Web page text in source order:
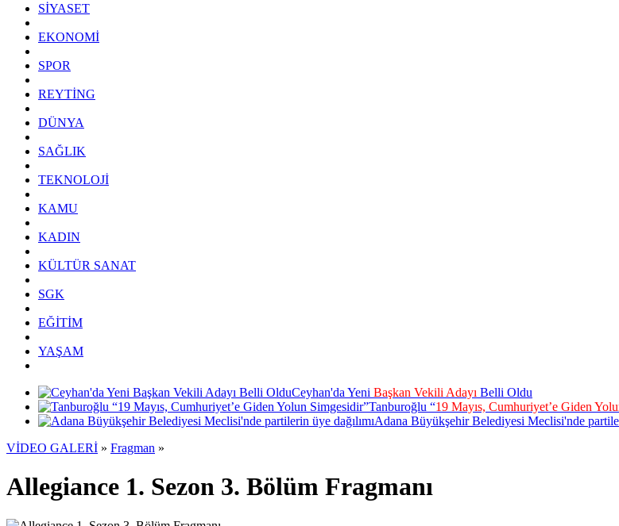
SİYASET
EKONOMİ
SPOR
REYTİNG
DÜNYA
SAĞLIK
TEKNOLOJİ
KAMU
KADIN
KÜLTÜR SANAT
SGK
EĞİTİM
YAŞAM
Ceyhan'da Yeni Başkan Vekili Adayı Belli Oldu
Tanburoğlu “19 Mayıs, Cumhuriyet’e Giden
Adana Büyükşehir Belediyesi Meclisi'nde
VİDEO GALERİ » Fragman »
Allegiance 1. Sezon 3. Bölüm Fragmanı